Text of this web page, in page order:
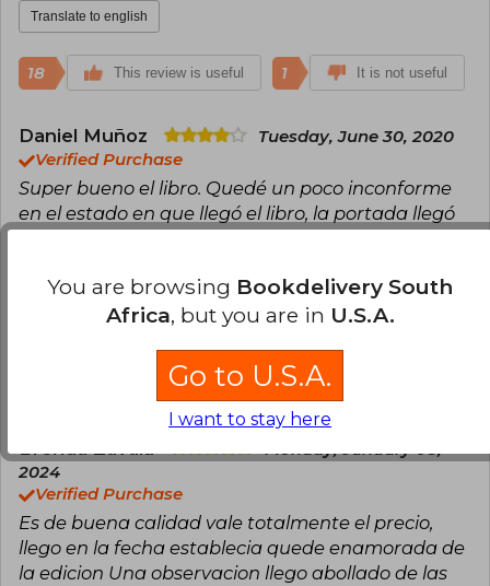
Translate to english
18 This review is useful 1 It is not useful
Daniel Muñoz
Tuesday, June 30, 2020
Verified Purchase
Super bueno el libro. Quedé un poco inconforme
en el estado en que llegó el libro, la portada llegó
tal, muy bueno
This review is useful 0
Brenda Zavala
Monday, January 08,
2024
Verified Purchase
Es de buena calidad vale totalmente el precio,
llego en la fecha establecia quede enamorada de
la edicion Una observacion llego abollado de las
You are browsing Bookdelivery South
Africa, but you are in U.S.A.
Go to U.S.A.
I want to stay here